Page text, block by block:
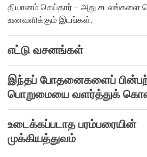
தியானம் செய்தார் – அது சடலங்களை
உணவளிக்கும் இடங்கள்.
எட்டு வசனங்கள்
இந்தப் போதனைகளைப்
பொறுமையை வளர்த்துக்
உடைக்கப்படாத பரம்பரையின்
முக்கியத்துவம்